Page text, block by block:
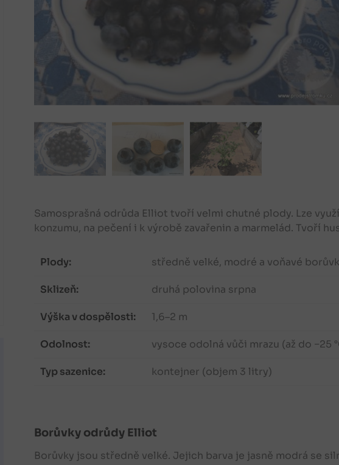
Samosprašná odrůda Elliot tvoří velmi chutné plody. Lze
konzumu, na pečení i k výrobě zavařenin a marmelád. Tvoří
Plody: středně velké, modré a voňavé
Sklizeň: druhá polovina srpna
Výška v dospělosti: 1,6–2 m
Odolnost: vysoce odolná vůči mrazu (až do −25
Typ sazenice: kontejner (objem 3 litry)
Borůvky odrůdy Elliot
Borůvky jsou středně velké. Jejich barva je jasně modrá se